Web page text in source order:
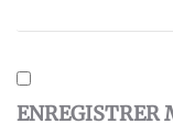
ENREGISTRER